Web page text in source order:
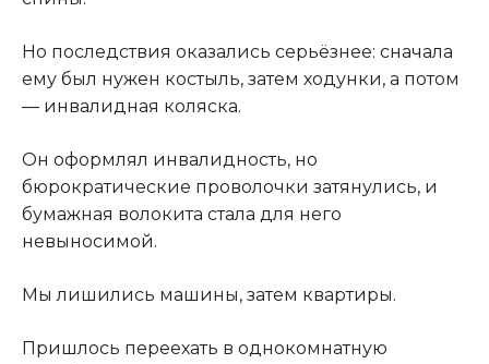
Но последствия оказались серьёзнее: сначала
ему был нужен костыль, затем ходунки, а потом
— инвалидная коляска.
Он оформлял инвалидность, но
бюрократические проволочки затянулись, и
бумажная волокита стала для него
невыносимой.
Мы лишились машины, затем квартиры.
Пришлось переехать в однокомнатную